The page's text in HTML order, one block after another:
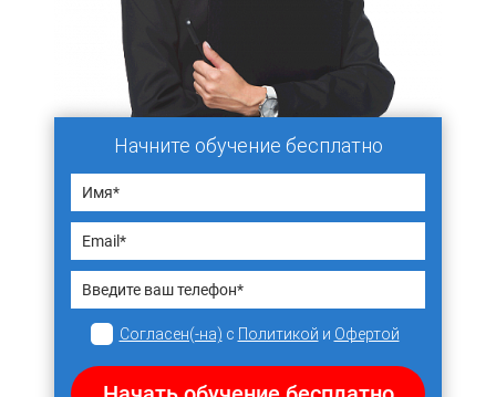
Начните обучение бесплатно
Согласен(-на) с Политикой и Офертой